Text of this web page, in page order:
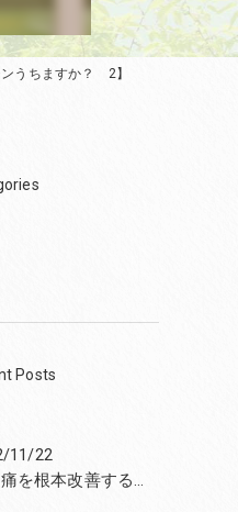
うちますか？ 2】
Posts
11/22
慢性腰痛を根本改善するなら和泉市の笑福整骨院【2022年11月22日の予約状況】